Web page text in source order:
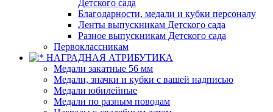
Детского сада
Благодарности, медали и кубки персоналу
Ленты выпускникам Детского сада
Разное выпускникам Детского сада
Первоклассникам
НАГРАДНАЯ АТРИБУТИКА
Медали закатные 56 мм
Медали, значки и кубки с вашей надписью
Медали юбилейные
Медали по разным поводам